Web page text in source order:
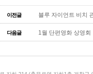
이전글 블루 자이언트 비치
다음글 1월 단편영화 상영회